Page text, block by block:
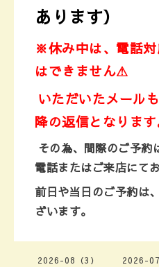
あります）
※休み中は、電話
はできません⚠
いただいたメール
降の返信となります
その為、 間際のご予約
電話またはご来店にて
前日や当日のご予約は
ざいます。
2026-08（3） 2026-07